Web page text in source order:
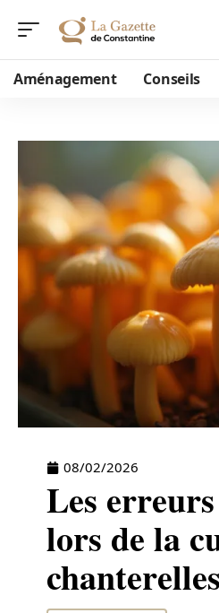
Aménagement Conseils
08/02/2026
Les
lors de la